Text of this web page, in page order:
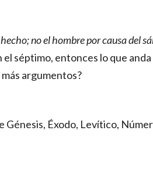
no el hombre por causa del
séptimo, entonces lo que
argumentos?
Génesis, Éxodo, Levítico,